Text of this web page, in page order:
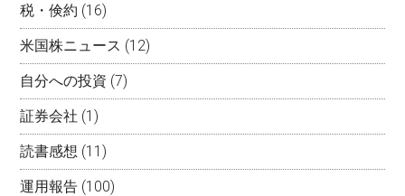
税・倹約 (16)
米国株ニュース (12)
自分への投資 (7)
証券会社 (1)
読書感想 (11)
運用報告 (100)